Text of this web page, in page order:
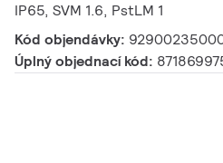
IP65, SVM 1.6, PstLM 1
Kód objendávky:
Úplný objednací kód: